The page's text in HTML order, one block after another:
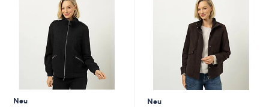
um
Neu
Neu